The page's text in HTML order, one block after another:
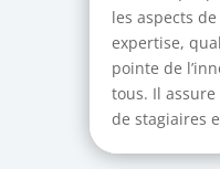
les aspects
expertise,
pointe de
tous. Il
de stagiaires